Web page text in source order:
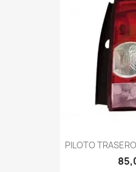
PILOTO